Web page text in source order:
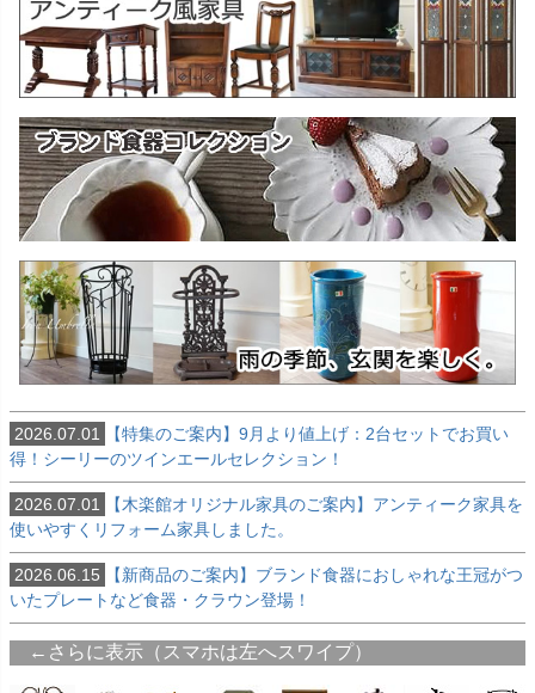
2026.07.01
【特集のご案内】9月より値上げ：2台セットでお買い
得！シーリーのツインエールセレクション！
2026.07.01
【木楽館オリジナル家具のご案内】アンティーク家具を
使いやすくリフォーム家具しました。
2026.06.15
【新商品のご案内】ブランド食器におしゃれな王冠がつ
いたプレートなど食器・クラウン登場！